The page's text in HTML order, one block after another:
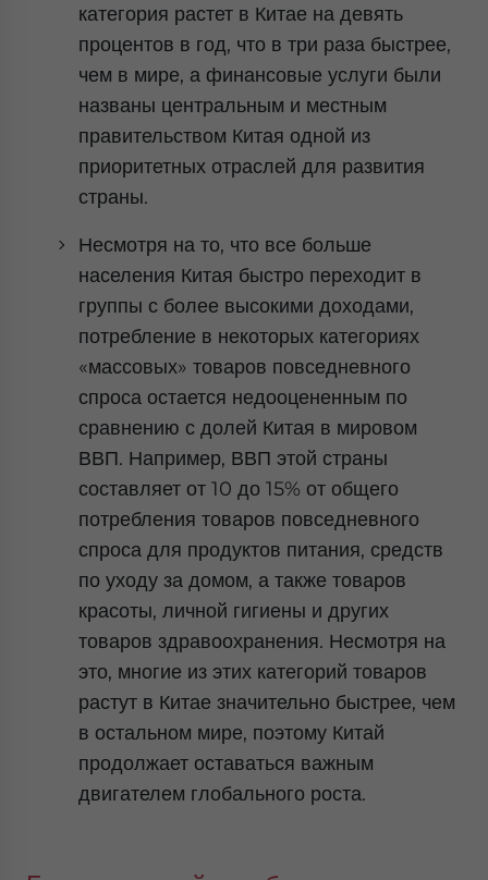
категория растет в Китае на девять
процентов в год, что в три раза быстрее,
чем в мире, а финансовые услуги были
названы центральным и местным
правительством Китая одной из
приоритетных отраслей для развития
страны.
Несмотря на то, что все больше
населения Китая быстро переходит в
группы с более высокими доходами,
потребление в некоторых категориях
«массовых» товаров повседневного
спроса остается недооцененным по
сравнению с долей Китая в мировом
ВВП. Например, ВВП этой страны
составляет от 10 до 15% от общего
потребления товаров повседневного
спроса для продуктов питания, средств
по уходу за домом, а также товаров
красоты, личной гигиены и других
товаров здравоохранения. Несмотря на
это, многие из этих категорий товаров
растут в Китае значительно быстрее, чем
в остальном мире, поэтому Китай
продолжает оставаться важным
двигателем глобального роста.